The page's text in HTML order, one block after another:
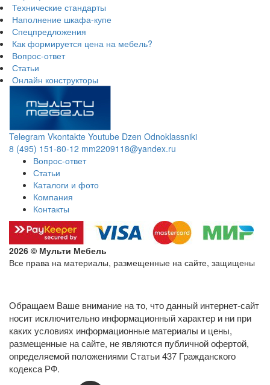
Технические стандарты
Наполнение шкафа-купе
Спецпредложения
Как формируется цена на мебель?
Вопрос-ответ
Статьи
Онлайн конструкторы
Telegram Vkontakte Youtube Dzen Odnoklassniki
8 (495) 151-80-12 mm2209118@yandex.ru
Вопрос-ответ
Статьи
Каталоги и фото
Компания
Контакты
2026 © Мульти Мебель
Все права на материалы, размещенные на сайте, защищены
Обращаем Ваше внимание на то, что данный интернет-сайт
носит исключительно информационный характер и ни при
каких условиях информационные материалы и цены,
размещенные на сайте, не являются публичной офертой,
определяемой положениями Статьи 437 Гражданского
кодекса РФ.